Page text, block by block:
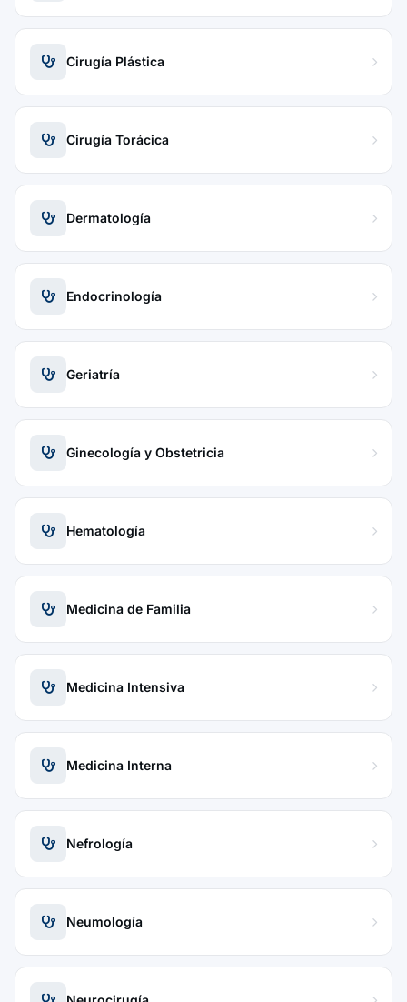
Cirugía Plástica
Cirugía Torácica
Dermatología
Endocrinología
Geriatría
Ginecología y Obstetricia
Hematología
Medicina de Familia
Medicina Intensiva
Medicina Interna
Nefrología
Neumología